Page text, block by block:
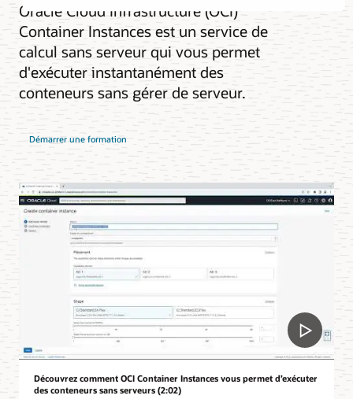
Oracle Cloud Infrastructure (OCI)
Container Instances est un service de
calcul sans serveur qui vous permet
d'exécuter instantanément des
conteneurs sans gérer de serveur.
Démarrer une formation
Découvrez comment OCI Container Instances vous permet d’exécuter
des conteneurs sans serveurs (2:02)